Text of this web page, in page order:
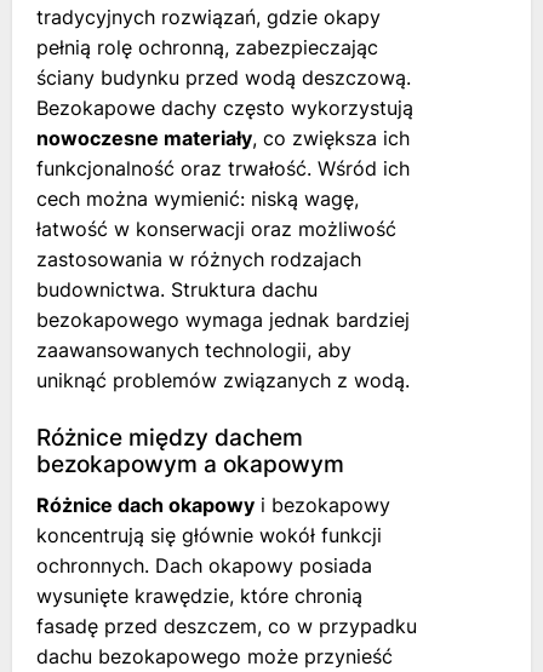
tradycyjnych rozwiązań, gdzie okapy
pełnią rolę ochronną, zabezpieczając
ściany budynku przed wodą deszczową.
Bezokapowe dachy często wykorzystują
nowoczesne materiały, co zwiększa ich
funkcjonalność oraz trwałość. Wśród ich
cech można wymienić: niską wagę,
łatwość w konserwacji oraz możliwość
zastosowania w różnych rodzajach
budownictwa. Struktura dachu
bezokapowego wymaga jednak bardziej
zaawansowanych technologii, aby
uniknąć problemów związanych z wodą.
Różnice między dachem
bezokapowym a okapowym
Różnice dach okapowy i bezokapowy
koncentrują się głównie wokół funkcji
ochronnych. Dach okapowy posiada
wysunięte krawędzie, które chronią
fasadę przed deszczem, co w przypadku
dachu bezokapowego może przynieść